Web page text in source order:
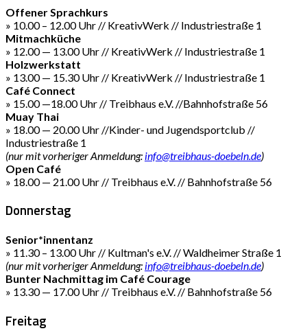
Offener Sprachkurs
» 10.00 – 12.00 Uhr // KreativWerk // Industriestraße 1
Mitmachküche
» 12.00 — 13.00 Uhr // KreativWerk // Industriestraße 1
Holzwerkstatt
» 13.00 — 15.30 Uhr // KreativWerk // Industriestraße 1
Café Connect
» 15.00 —18.00 Uhr // Treibhaus e.V. //Bahnhofstraße 56
Muay Thai
» 18.00 — 20.00 Uhr //Kinder- und Jugendsportclub //
Industriestraße 1
(nur mit vorheriger Anmeldung: info@treibhaus-doebeln.de)
Open Café
» 18.00 — 21.00 Uhr // Treibhaus e.V. // Bahnhofstraße 56
Donnerstag
Senior*innentanz
» 11.30 – 13.00 Uhr // Kultman's e.V. // Waldheimer Straße 1
(nur mit vorheriger Anmeldung: info@treibhaus-doebeln.de)
Bunter Nachmittag im Café Courage
» 13.30 — 17.00 Uhr // Treibhaus e.V. // Bahnhofstraße 56
Freitag